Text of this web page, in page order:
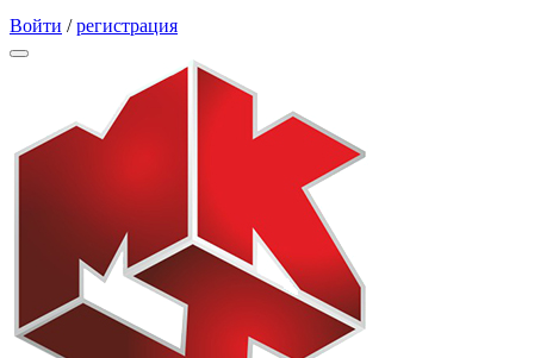
Войти /регистрация